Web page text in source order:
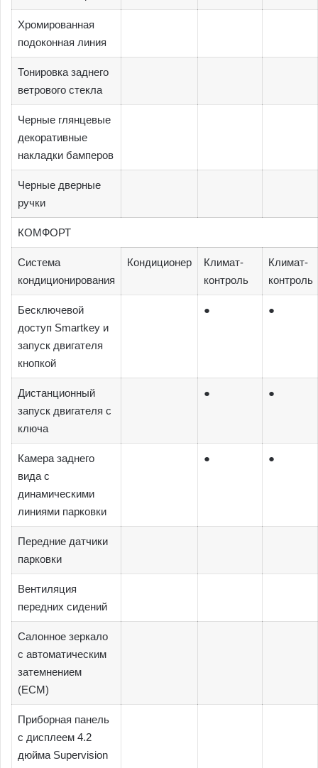
Хромированная
подоконная линия
Тонировка заднего
ветрового стекла
Черные глянцевые
декоративные
накладки бамперов
Черные дверные
ручки
КОМФОРТ
Система
кондиционирования
Кондиционер
Климат-
контроль
Климат-
контроль
Бесключевой
доступ Smartkey и
запуск двигателя
кнопкой
● ●
Дистанционный
запуск двигателя с
ключа
● ●
Камера заднего
вида с
динамическими
линиями парковки
● ●
Передние датчики
парковки
Вентиляция
передних сидений
Салонное зеркало
с автоматическим
затемнением
(ECM)
Приборная панель
с дисплеем 4.2
дюйма Supervision